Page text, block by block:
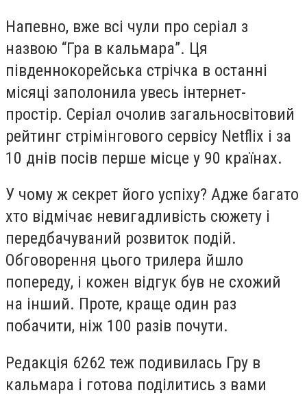
Напевно, вже всі чули про серіал з
назвою “Гра в кальмара”. Ця
південнокорейська стрічка в останні
місяці заполонила увесь інтернет-
простір. Серіал очолив загальносвітовий
рейтинг стрімінгового сервісу Netflix і за
10 днів посів перше місце у 90 країнах.
У чому ж секрет його успіху? Адже багато
хто відмічає невигадливість сюжету і
передбачуваний розвиток подій.
Обговорення цього трилера йшло
попереду, і кожен відгук був не схожий
на інший. Проте, краще один раз
побачити, ніж 100 разів почути.
Редакція 6262 теж подивилась Гру в
кальмара і готова поділитись з вами